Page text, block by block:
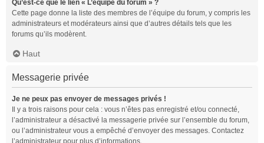
Qu’est-ce que le lien « L’équipe du forum » ?
Cette page donne la liste des membres de l’équipe du forum, y compris les
administrateurs et modérateurs ainsi que d’autres détails tels que les
forums qu’ils modèrent.
Haut
Messagerie privée
Je ne peux pas envoyer de messages privés !
Il y a trois raisons pour cela : vous n’êtes pas enregistré et/ou connecté,
l’administrateur a désactivé la messagerie privée sur l’ensemble du forum,
ou l’administrateur vous a empêché d’envoyer des messages. Contactez
l’administrateur pour plus d’informations.